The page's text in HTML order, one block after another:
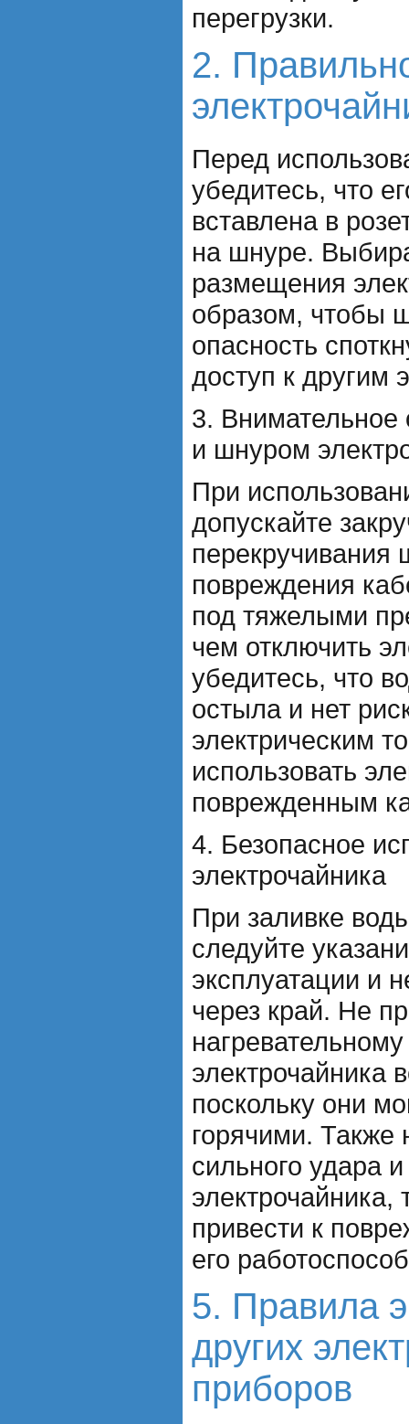
перегрузки.
2.
Перед
убедитесь, что
вставлена в
на шнуре.
размещения
образом, чтобы
опасность
доступ к другим
3.
и шнуром
При
допускайте
перекручивания
повреждения
под тяжелыми
чем отключить
убедитесь, что
остыла и нет
электрическим
использовать
поврежденным
4. Безопасное
электрочайника
При заливке
следуйте
эксплуатации и
через край. Не
электрочайника
поскольку они
горячими. Также
сильного удара
электрочайника,
привести к
его
5. Правила
других
приборов